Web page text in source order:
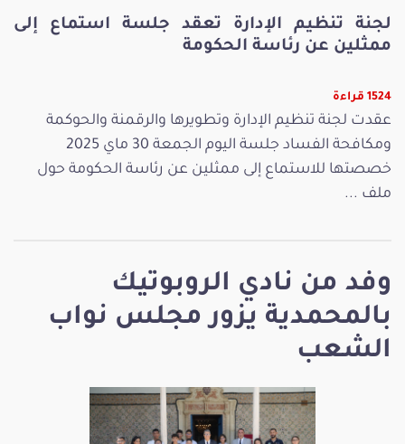
وفد من نادي الروبوتيك
بالمحمدية يزور مجلس نواب
الشعب
لجنة تنظيم الإدارة تعقد جلسة استماع إلى
ممثلين عن رئاسة الحكومة
1524 قراءة
عقدت لجنة تنظيم الإدارة وتطويرها والرقمنة والحوكمة
ومكافحة الفساد جلسة اليوم الجمعة 30 ماي 2025
خصصتها للاستماع إلى ممثلين عن رئاسة الحكومة حول
ملف ...